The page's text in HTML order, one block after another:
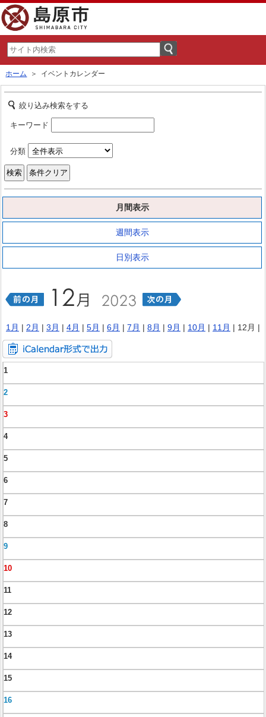
ホーム ＞ イベントカレンダー
絞り込み検索をする
キーワード
分類
月間表示
週間表示
日別表示
1月 | 2月 | 3月 | 4月 | 5月 | 6月 | 7月 | 8月 | 9月 | 10月 | 11月 | 12月 |
1
2
3
4
5
6
7
8
9
10
11
12
13
14
15
16